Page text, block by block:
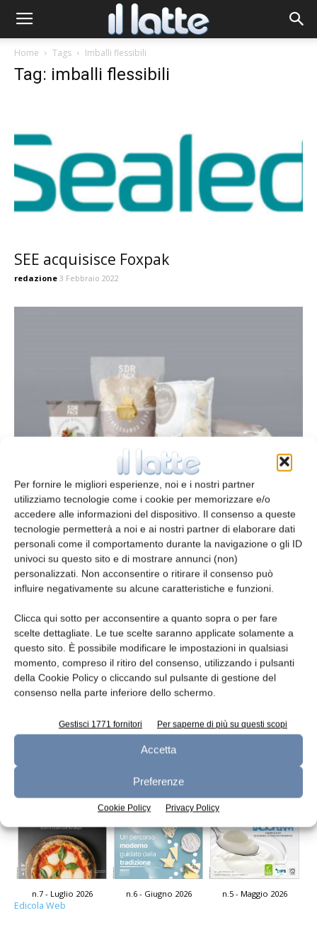
Per fornire le migliori esperienze, noi e i nostri partner
utilizziamo tecnologie come i cookie per memorizzare e/o
accedere alle informazioni del dispositivo. Il consenso a queste
tecnologie permetterà a noi e ai nostri partner di elaborare dati
personali come il comportamento durante la navigazione o gli ID
univoci su questo sito e di mostrare annunci (non)
personalizzati. Non acconsentire o ritirare il consenso può
influire negativamente su alcune caratteristiche e funzioni.
Clicca qui sotto per acconsentire a quanto sopra o per fare
scelte dettagliate. Le tue scelte saranno applicate solamente a
questo sito. È possibile modificare le impostazioni in qualsiasi
momento, compreso il ritiro del consenso, utilizzando i pulsanti
della Cookie Policy o cliccando sul pulsante di gestione del
consenso nella parte inferiore dello schermo.
Gestisci 1771 fornitori Per saperne di più su questi scopi
Accetta
Preferenze
Cookie Policy Privacy Policy
Home Tags Imballi flessibili
Tag: imballi flessibili
SEE acquisisce Foxpak
redazione 3 Febbraio 2022
Imballaggi eco-friendly per latticini
redazione 28 Dicembre 2021
Imballaggi flessibili per formaggi
redazione 2 Dicembre 2020
Leggi la rivista
n.7 - Luglio 2026 n.6 - Giugno 2026 n.5 - Maggio 2026
Edicola Web